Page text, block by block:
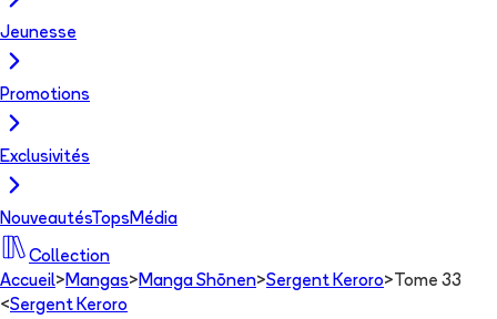
Jeunesse
Promotions
Exclusivités
NouveautésTops Média
Collection
Accueil> Mangas> Manga Shōnen>Sergent Keroro> Tome 33
<Sergent Keroro